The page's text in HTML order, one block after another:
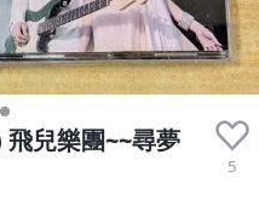
兒樂團~~尋夢
5